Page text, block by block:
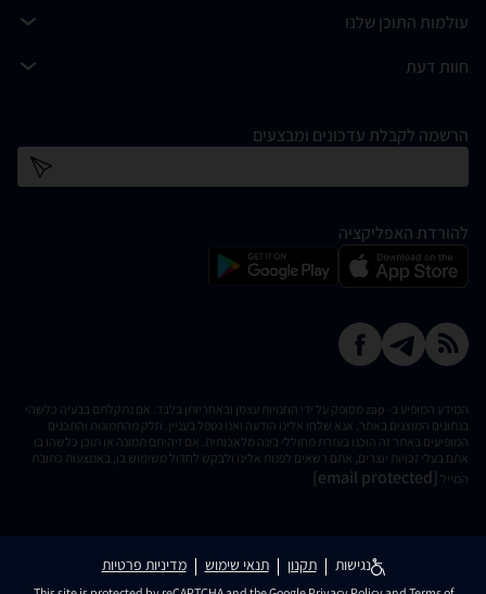
עולמות התוכן שלנו
חוות דעת
הרשמה לקבלת עדכונים ומבצעים
להורדת האפליקציה
המידע המופיע ב- zap מסופק על ידי החנויות עצמן ובאחריותן בלבד. אם נתקלתם בבעיה כלשהי
בנתונים המוצגים באתר, אנא שלחו אלינו הודעה ואנו נטפל בעניין. חלק מהתמונות והתכנים
המופיעים באתר זה הוכנו בעזרת מחוללי בינה מלאכותית. אם זיהיתם תמונה או תוכן כלשהו בו
אתם בעלי זכויות יוצרים, אתם רשאים לפנות אלינו ולבקש לחדול משימוש בו, באמצעות כתובת
המייל [email protected]
נגישות תקנון תנאי שימוש מדיניות פרטיות